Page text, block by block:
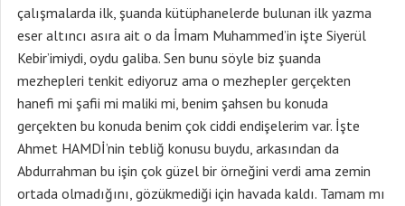
çalışmalarda ilk, şuanda kütüphanelerde bulunan ilk yazma
eser altıncı asıra ait o da İmam Muhammed’in işte Siyerül
Kebir’imiydi, oydu galiba. Sen bunu söyle biz şuanda
mezhepleri tenkit ediyoruz ama o mezhepler gerçekten
hanefi mi şafii mi maliki mi, benim şahsen bu konuda
gerçekten bu konuda benim çok ciddi endişelerim var. İşte
Ahmet HAMDİ’nin tebliğ konusu buydu, arkasından da
Abdurrahman bu işin çok güzel bir örneğini verdi ama zemin
ortada olmadığını, gözükmediği için havada kaldı. Tamam mı